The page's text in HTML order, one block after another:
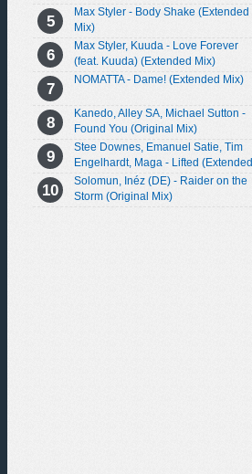
Max Styler - Body Shake (Extended
Mix)
Max Styler, Kuuda - Love Forever
(feat. Kuuda) (Extended Mix)
NOMATTA - Dame! (Extended Mix)
Kanedo, Alley SA, Michael Sutton -
Found You (Original Mix)
Stee Downes, Emanuel Satie, Tim
Engelhardt, Maga - Lifted (Extended
Mix)
Solomun, Inéz (DE) - Raider on the
Storm (Original Mix)